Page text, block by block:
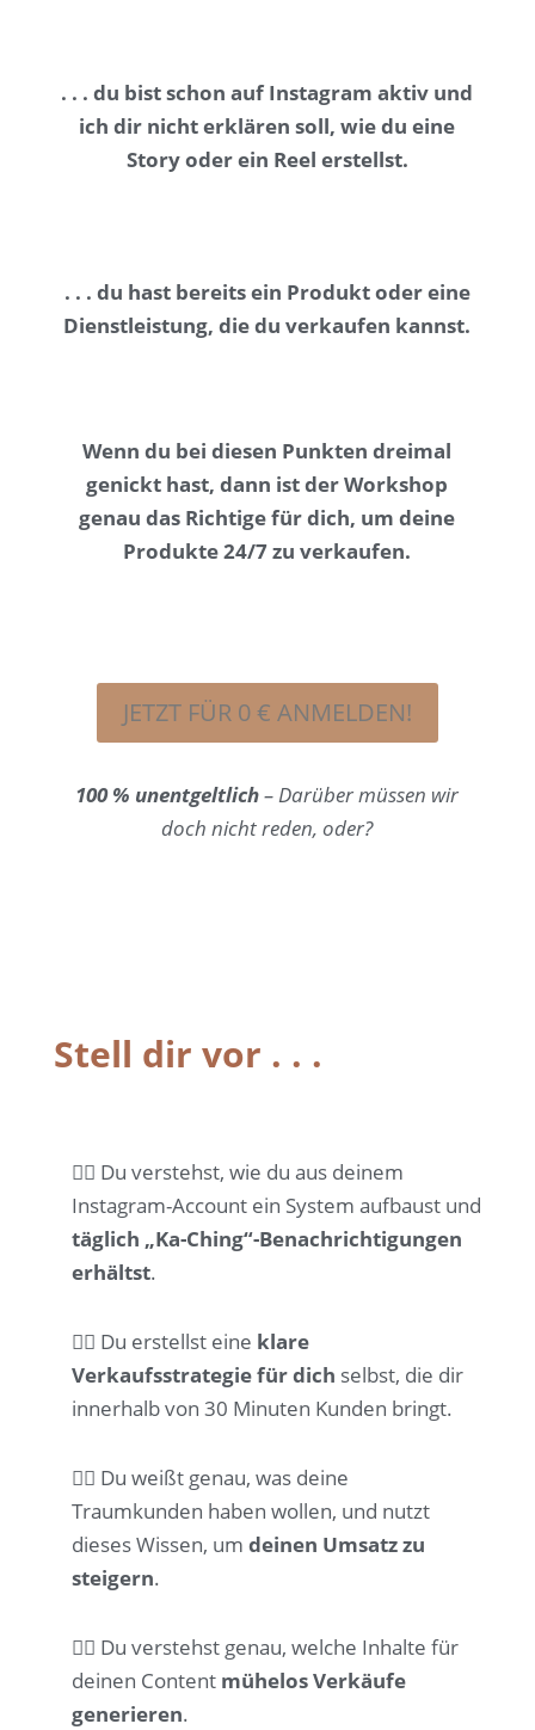
. . .du bist schon auf Instagram aktiv und
ich dir nicht erklären soll, wie du eine
Story oder ein Reel erstellst.
. . . du hast bereits ein Produkt oder eine
Dienstleistung, die du verkaufen kannst.
Wenn du bei diesen Punkten dreimal
genickt hast, dann ist der Workshop
genau das Richtige für dich, um deine
Produkte24/7 zu verkaufen.
JETZT FÜR 0 € ANMELDEN!
100 % unentgeltlich–Darüber müssen wir
doch nicht reden, oder?
Stell dir vor . . .
👉🏼 Du verstehst, wie du aus deinem
Instagram-Account ein System aufbaust und
täglich „Ka-Ching“-Benachrichtigungen
erhältst.
👉🏼 Du erstellst eine klare
Verkaufsstrategie für dich selbst, die dir
innerhalb von 30 Minuten Kunden bringt.
👉🏼 Du weißt genau, was deine
Traumkunden haben wollen, und nutzt
dieses Wissen, um deinen Umsatz zu
steigern.
👉🏼 Du verstehst genau, welche Inhalte für
deinen Content mühelos Verkäufe
generieren.